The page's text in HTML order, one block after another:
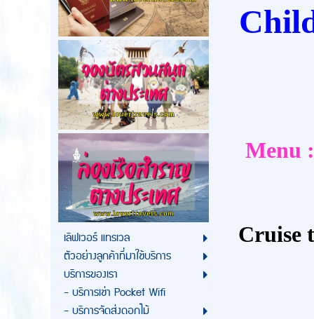
เลิฟเวอร์ แทรเวล
ตัวอย่างลูกค้าที่มาใช้บริการ
บริการของเรา
- บริการเช่า Pocket Wifi
- บริการจัดส่งดอกไม้
Menu
Cruise